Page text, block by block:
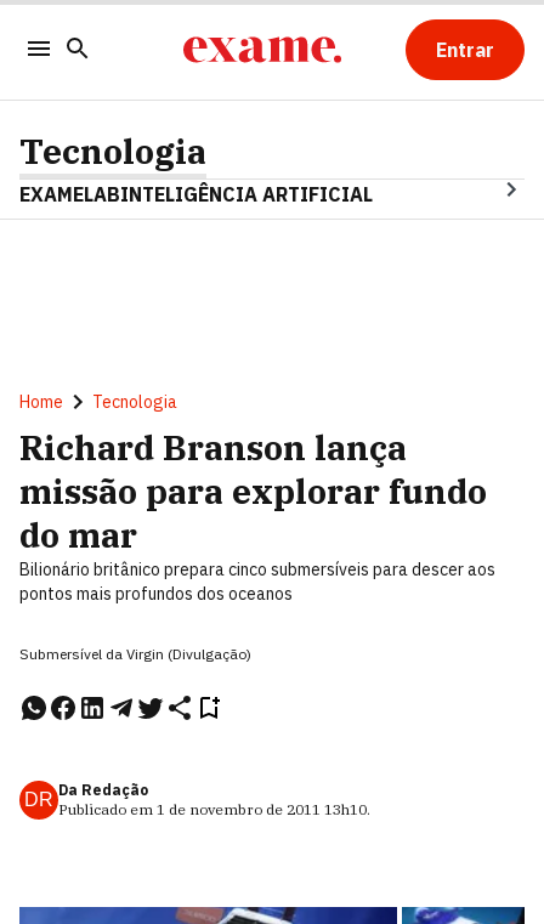
Entrar
Tecnologia
EXAMELABINTELIGÊNCIA ARTIFICIAL
Home Tecnologia
Richard Branson lança
missão para explorar fundo
do mar
Bilionário britânico prepara cinco submersíveis para descer aos
pontos mais profundos dos oceanos
Submersível da Virgin (Divulgação)
DR Da Redação
Publicado em 1 de novembro de 2011 13h10.